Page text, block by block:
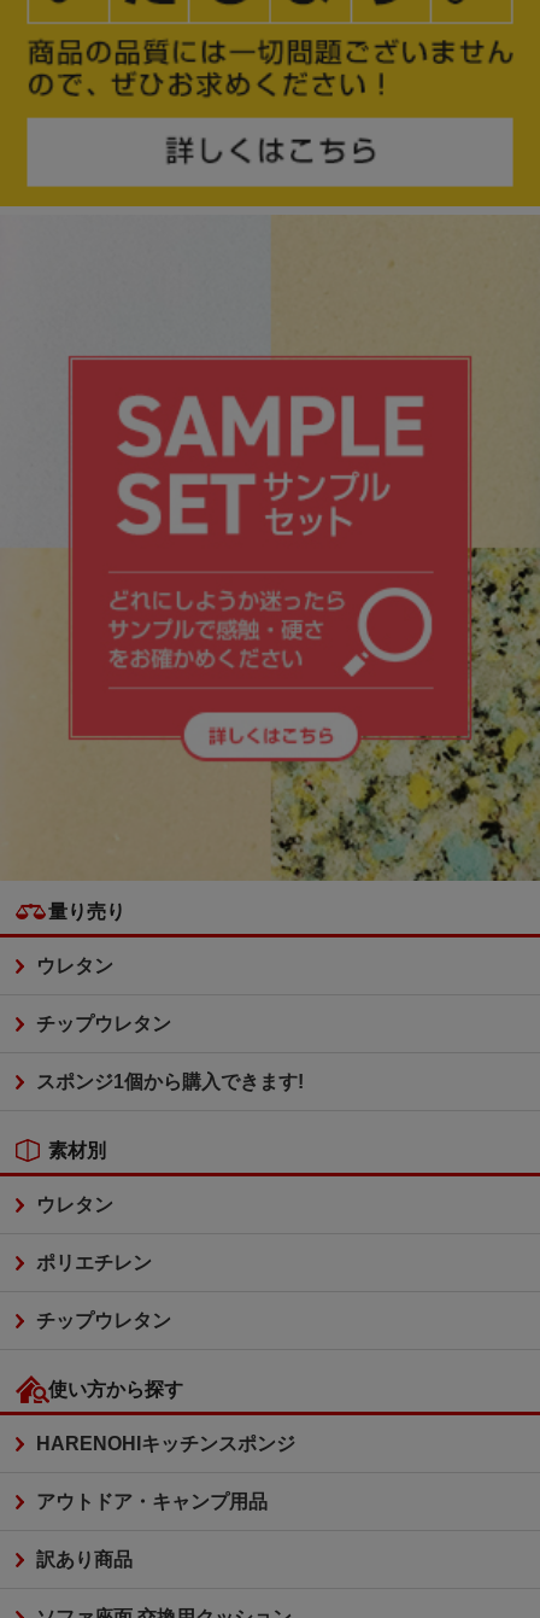
量り売り
ウレタン
チップウレタン
スポンジ1個から購入できます!
素材別
ウレタン
ポリエチレン
チップウレタン
使い方から探す
HARENOHIキッチンスポンジ
アウトドア・キャンプ用品
訳あり商品